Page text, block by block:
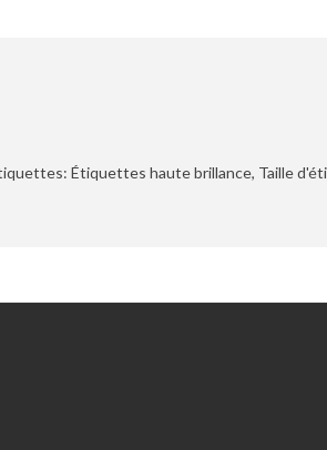
Étiquettes haute brillance, Taille